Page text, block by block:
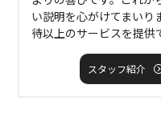
い説明を心がけてまいり
待以上のサービスを提供
スタッフ紹介